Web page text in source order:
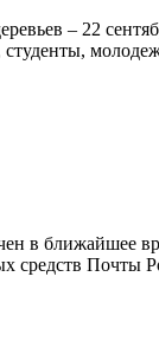
– 22
студенты,
в ближайшее
средств Почты